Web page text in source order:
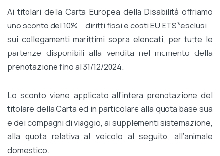
Ai titolari della Carta Europea della Disabilità offriamo
uno sconto del 10% – diritti fissi e costi EU ETS ⃰ esclusi –
sui collegamenti marittimi sopra elencati, per tutte le
partenze disponibili alla vendita nel momento della
prenotazione fino al 31/12/2024.
Lo sconto viene applicato all’intera prenotazione del
titolare della Carta ed in particolare alla quota base sua
e dei compagni di viaggio, ai supplementi sistemazione,
alla quota relativa al veicolo al seguito, all’animale
domestico.